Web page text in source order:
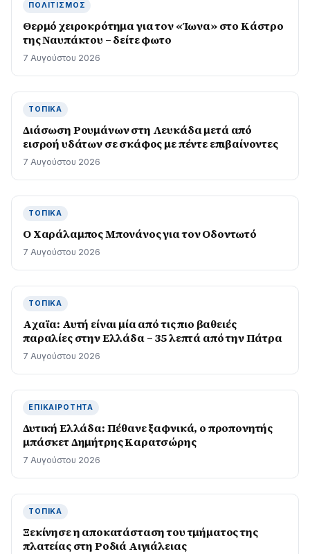
ΠΟΛΙΤΙΣΜΌΣ
Θερμό χειροκρότημα για τον «Ίωνα» στο Κάστρο
της Ναυπάκτου – δείτε φωτο
7 Αυγούστου 2026
ΤΟΠΙΚΆ
Διάσωση Ρουμάνων στη Λευκάδα μετά από
εισροή υδάτων σε σκάφος με πέντε επιβαίνοντες
7 Αυγούστου 2026
ΤΟΠΙΚΆ
Ο Χαράλαμπος Μπονάνος για τον Οδοντωτό
7 Αυγούστου 2026
ΤΟΠΙΚΆ
Aχαϊα: Αυτή είναι μία από τις πιο βαθειές
παραλίες στην Ελλάδα – 35 λεπτά από την Πάτρα
7 Αυγούστου 2026
ΕΠΙΚΑΙΡΌΤΗΤΑ
Δυτική Ελλάδα: Πέθανε ξαφνικά, ο προπονητής
μπάσκετ Δημήτρης Καρατσώρης
7 Αυγούστου 2026
ΤΟΠΙΚΆ
Ξεκίνησε η αποκατάσταση του τμήματος της
πλατείας στη Ροδιά Αιγιάλειας